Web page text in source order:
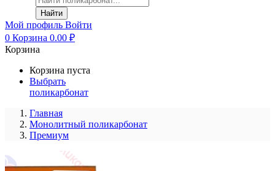
Найти
Мой профиль Войти
0 Корзина 0.00 ₽
Корзина
Корзина пуста
Выбрать
поликарбонат
Главная
Монолитный поликарбонат
Премиум